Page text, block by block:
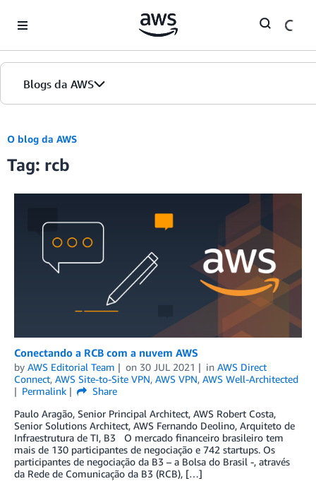
Blogs da AWS
Página inicial
Edições
O blog da AWS
Tag: rcb
Conectando a RCB com a nuvem AWS
by AWS Editorial Team on 30 JUL 2021 in AWS Direct
Connect, AWS Site-to-Site VPN, AWS VPN, AWS Well-Architected
Permalink
Share
Paulo Aragão, Senior Principal Architect, AWS Robert Costa,
Senior Solutions Architect, AWS Fernando Deolino, Arquiteto de
Infraestrutura de TI, B3 O mercado financeiro brasileiro tem
mais de 130 participantes de negociação e 742 startups. Os
participantes de negociação da B3 – a Bolsa do Brasil -, através
da Rede de Comunicação da B3 (RCB), […]